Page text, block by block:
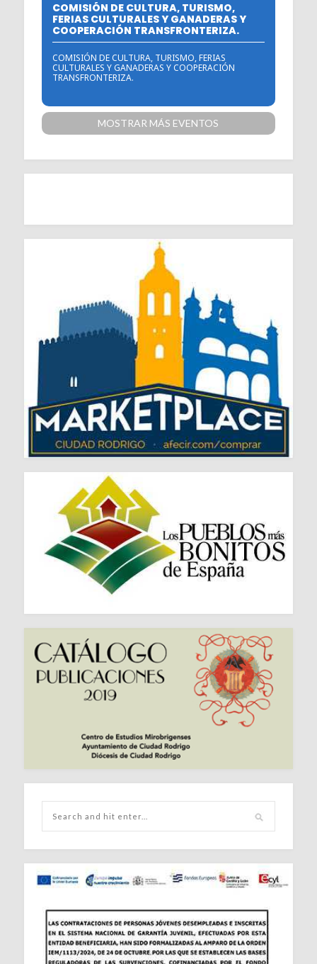
COMISIÓN DE CULTURA, TURISMO,
FERIAS CULTURALES Y GANADERAS Y
COOPERACIÓN TRANSFRONTERIZA.
COMISIÓN DE CULTURA, TURISMO, FERIAS
CULTURALES Y GANADERAS Y COOPERACIÓN
TRANSFRONTERIZA.
MOSTRAR MÁS EVENTOS